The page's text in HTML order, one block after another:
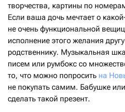
творчества, картины по
Если ваша дочь мечтает о
не очень функциональной
исполнение этого желания
родственнику. Музыкальная
писем или румбокс со
то, что можно попросить на
не покупать самим. Бабушке
сделать такой презент.